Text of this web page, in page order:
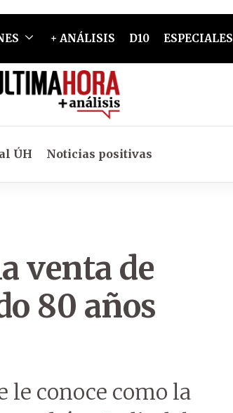
+ ANÁLISIS D10 ESPECIALES
ÚH Noticias positivas
venta de
80 años
le conoce como la